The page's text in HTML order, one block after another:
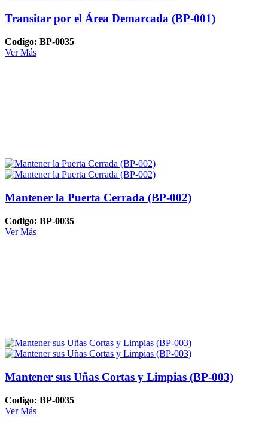
Transitar por el Área Demarcada (BP-001)
Codigo: BP-0035
Ver Más
Mantener la Puerta Cerrada (BP-002)
Codigo: BP-0035
Ver Más
Mantener sus Uñas Cortas y Limpias (BP-003)
Codigo: BP-0035
Ver Más